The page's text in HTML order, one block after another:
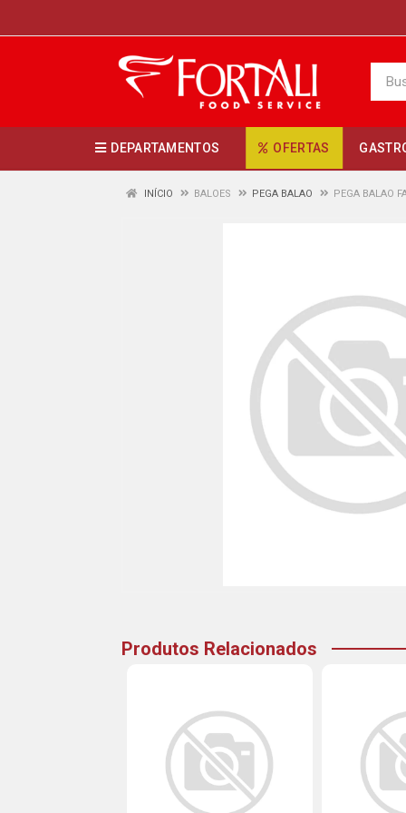
DEPARTAMENTOS OFERTAS
INÍCIO BALOES PEGA BALAO PEGA BALAO
Produtos Relacionados